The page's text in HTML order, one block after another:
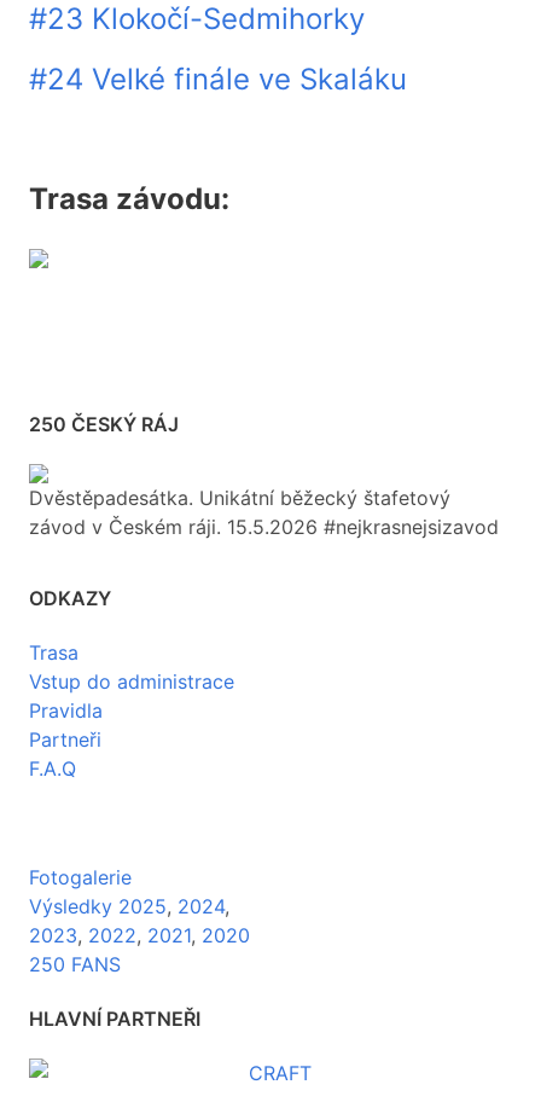
#23 Klokočí-Sedmihorky
#24 Velké finále ve Skaláku
Trasa závodu:
250 ČESKÝ RÁJ
Dvěstěpadesátka. Unikátní běžecký štafetový
závod v Českém ráji. 15.5.2026 #nejkrasnejsizavod
ODKAZY
Trasa
Vstup do administrace
Pravidla
Partneři
F.A.Q
Fotogalerie
Výsledky 2025, 2024,
2023, 2022, 2021, 2020
250 FANS
HLAVNÍ PARTNEŘI